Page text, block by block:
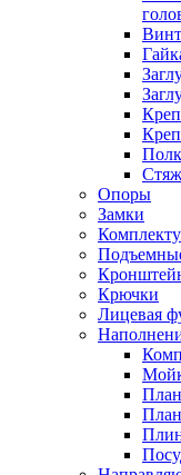
Опоры
Замки
Крючки
Лицевая